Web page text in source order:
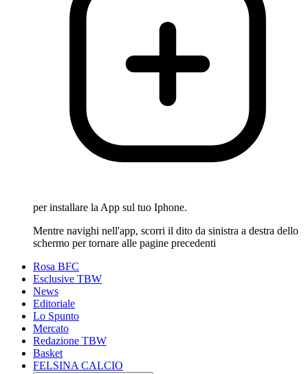
per installare la App sul tuo Iphone.
Mentre navighi nell'app, scorri il dito da sinistra a destra dello
schermo per tornare alle pagine precedenti
Rosa BFC
Esclusive TBW
News
Editoriale
Lo Spunto
Mercato
Redazione TBW
Basket
FELSINA CALCIO